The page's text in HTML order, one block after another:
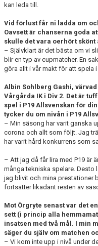
kan leda till.
Vid förlust får ni ladda om
Oavsett är chanserna goda
skulle det vara oerhört
– Självklart är det bästa om vi
blir en typ av cupmatcher. En
göra allt i vår makt för att spela
Albin Sohlberg Gashi,
Vårgårda IK i Div 2. Det är
spel i P19 Allsvenskan för
tycker du om nivån i P19
– Min säsong har varit ganska
corona och allt som följt. Jag
har varit hård konkurrens som
– Att jag då får lira med P19 är
många tekniska spelare. Desto
jag blivit och mina prestationer
fortsätter likadant resten av
Mot Örgryte senast var det
sett (i princip alla
insatsen med två mål. I min
säger du själv om matchen
– Vi kom inte upp i nivå under